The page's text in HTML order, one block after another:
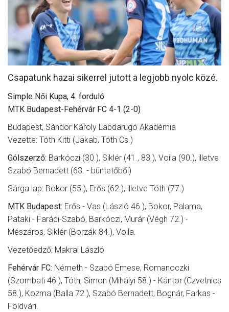
MÉRKŐZÉSEK
JELENTKEZÉS
KLUB
GALÉRIA
SZURKOLÓI ÉLMÉNYEK
SAJTÓ
Csapatunk hazai sikerrel jutott a legjobb nyolc közé.
Simple Női Kupa, 4. forduló
MTK Budapest-Fehérvár FC 4-1 (2-0)
Budapest, Sándor Károly Labdarúgó Akadémia
Vezette: Tóth Kitti (Jakab, Tóth Cs.)
Gólszerző: Barkóczi (30.), Siklér (41., 83.), Voila (90.), illetve
Szabó Bernadett (63. - büntetőből)
Sárga lap: Bokor (55.), Erős (62.), illetve Tóth (77.)
MTK Budapest: Erős - Vas (László 46.), Bokor, Palama,
Pataki - Farádi-Szabó, Barkóczi, Murár (Végh 72.) -
Mészáros, Siklér (Borzák 84.), Voila.
Vezetőedző: Makrai László
Fehérvár FC: Németh - Szabó Emese, Romanoczki
(Szombati 46.), Tóth, Simon (Mihályi 58.) - Kántor (Czvetnics
58.), Kozma (Balla 72.), Szabó Bernadett, Bognár, Farkas -
Földvári.